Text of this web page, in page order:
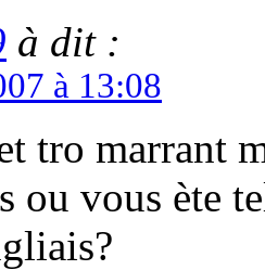
à dit :
à 13:08
tro marrant
ou vous ète